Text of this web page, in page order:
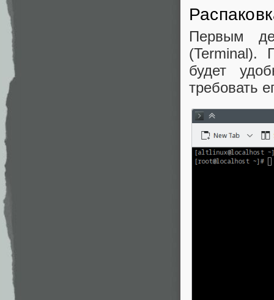
Первым
(Terminal).
будет
требовать